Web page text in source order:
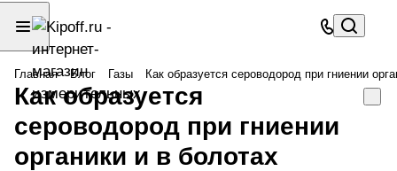
Главная Блог Газы Как образуется сероводород при гниении
Как образуется
сероводород при гниении
органики и в болотах